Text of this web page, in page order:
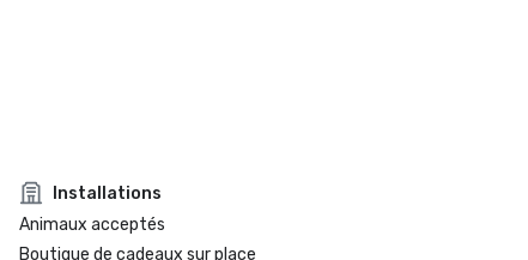
Installations
Animaux acceptés
Boutique de cadeaux sur place